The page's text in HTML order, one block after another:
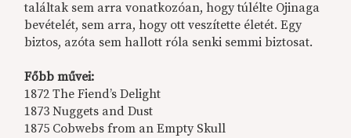
találtak sem arra vonatkozóan, hogy túlélte Ojinaga
bevételét, sem arra, hogy ott veszítette életét. Egy
biztos, azóta sem hallott róla senki semmi biztosat.
Főbb művei:
1872 The Fiend’s Delight
1873 Nuggets and Dust
1875 Cobwebs from an Empty Skull